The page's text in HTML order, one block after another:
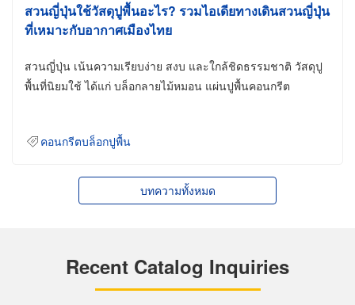
สวนญี่ปุ่นใช้วัสดุปูพื้นอะไร? รวมไอเดียทางเดินสวนญี่ปุ่น
ที่เหมาะกับอากาศเมืองไทย
สวนญี่ปุ่น เน้นความเรียบง่าย สงบ และใกล้ชิดธรรมชาติ วัสดุปู
พื้นที่นิยมใช้ ได้แก่ บล็อกลายไม้หมอน แผ่นปูพื้นคอนกรีต
คอนกรีตบล็อกปูพื้น
บทความทั้งหมด
Recent Catalog Inquiries